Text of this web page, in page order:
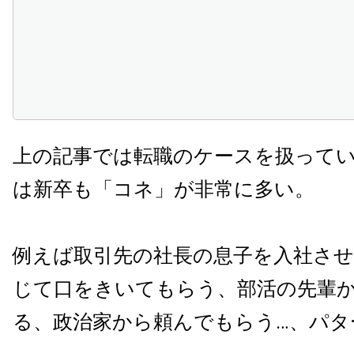
上の記事では転職のケースを扱って
は新卒も「コネ」が非常に多い。
例えば取引先の社長の息子を入社さ
じて口をきいてもらう、部活の先輩
る、政治家から頼んでもらう…、パ